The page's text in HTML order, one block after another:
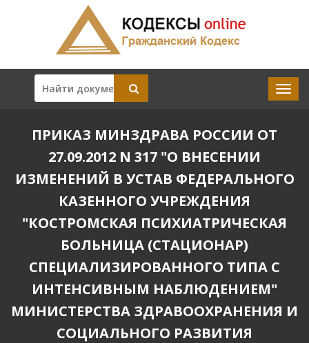
ПРИКАЗ МИНЗДРАВА РОССИИ ОТ
27.09.2012 N 317 "О ВНЕСЕНИИ
ИЗМЕНЕНИЙ В УСТАВ ФЕДЕРАЛЬНОГО
КАЗЕННОГО УЧРЕЖДЕНИЯ
"КОСТРОМСКАЯ ПСИХИАТРИЧЕСКАЯ
БОЛЬНИЦА (СТАЦИОНАР)
СПЕЦИАЛИЗИРОВАННОГО ТИПА С
ИНТЕНСИВНЫМ НАБЛЮДЕНИЕМ"
МИНИСТЕРСТВА ЗДРАВООХРАНЕНИЯ И
СОЦИАЛЬНОГО РАЗВИТИЯ